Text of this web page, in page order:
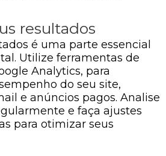
resultados
é uma parte essencial
Utilize ferramentas de
Analytics, para
do seu site,
e anúncios pagos. Analise
e faça ajustes
para otimizar seus